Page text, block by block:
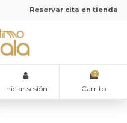
Reservar cita en tienda
Iniciar sesión
0
Carrito